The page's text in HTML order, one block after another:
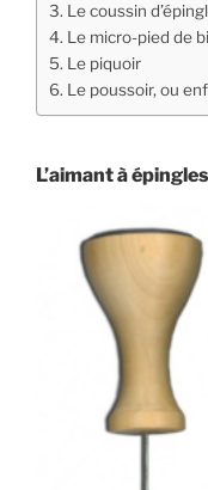
Le coussin
Le micro-pied de
Le piquoir
Le poussoir, ou
L’aimant à